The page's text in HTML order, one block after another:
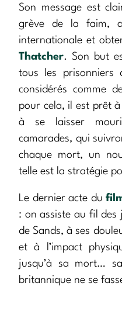
Son message est
grève de la faim,
internationale et
Thatcher. Son but
tous les prisonniers
considérés comme
pour cela, il est prêt
à se laisser
camarades, qui
chaque mort, un
telle est la stratégie
Le dernier acte du
: on assiste au fil
de Sands, à ses
et à l’impact
jusqu’à sa mort…
britannique ne se